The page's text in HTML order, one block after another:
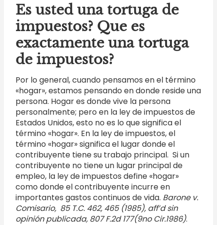
Es usted una tortuga de
impuestos? Que es
exactamente una tortuga
de impuestos?
Por lo general, cuando pensamos en el término
«hogar», estamos pensando en donde reside una
persona. Hogar es donde vive la persona
personalmente; pero en la ley de impuestos de
Estados Unidos, esto no es lo que significa el
término «hogar». En la ley de impuestos, el
término «hogar» significa el lugar donde el
contribuyente tiene su trabajo principal. Si un
contribuyente no tiene un lugar principal de
empleo, la ley de impuestos define «hogar»
como donde el contribuyente incurre en
importantes gastos continuos de vida. Barone v.
Comisario, 85 T.C. 462, 465 (1985), aff’d sin
opinión publicada, 807 F.2d 177(9no Cir.1986).